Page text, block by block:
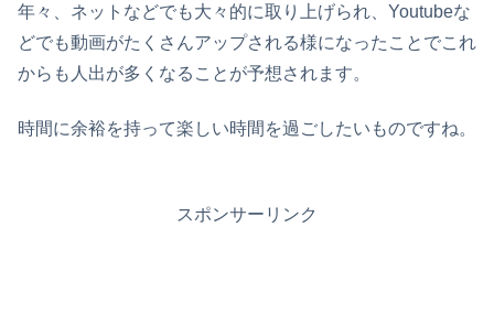
年々、ネットなどでも大々的に取り上げられ、Youtubeな
どでも動画がたくさんアップされる様になったことでこれ
からも人出が多くなることが予想されます。
時間に余裕を持って楽しい時間を過ごしたいものですね。
スポンサーリンク